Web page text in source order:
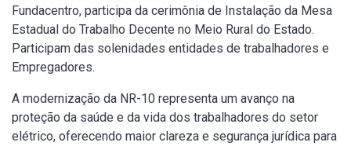
Fundacentro, participa da cerimônia de Instalação da Mesa
Estadual do Trabalho Decente no Meio Rural do Estado.
Participam das solenidades entidades de trabalhadores e
Empregadores.
A modernização da NR-10 representa um avanço na
proteção da saúde e da vida dos trabalhadores do setor
elétrico, oferecendo maior clareza e segurança jurídica para